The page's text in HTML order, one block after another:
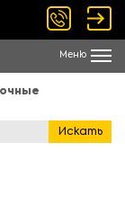
Меню
Искать